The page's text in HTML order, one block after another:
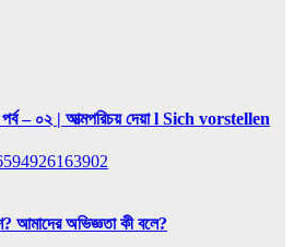
– ০২ | আত্মপরিচয় দেয়া l Sich vorstellen
আমাদের অভিজ্ঞতা কী বলে?